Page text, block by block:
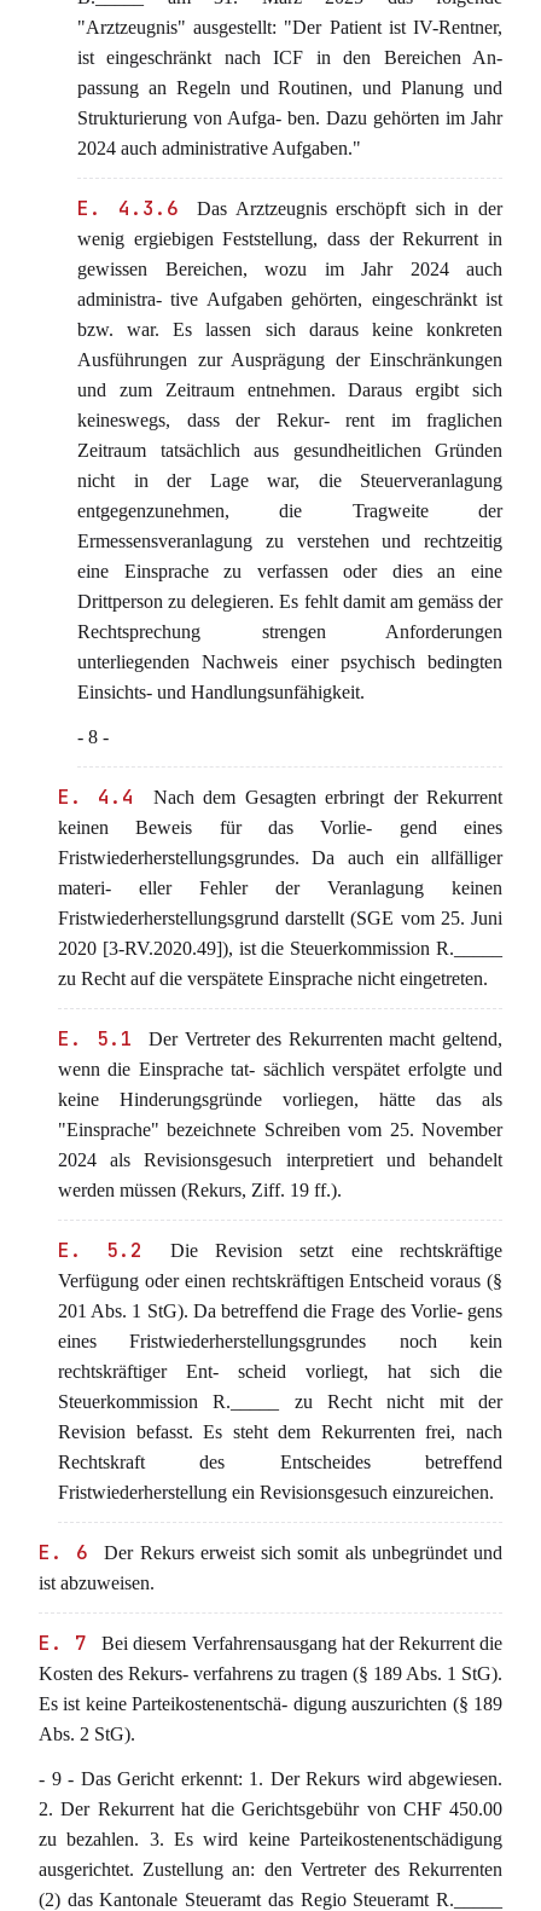
"Arztzeugnis" ausgestellt: "Der Patient ist IV-Rentner,
ist eingeschränkt nach ICF in den Bereichen An-
passung an Regeln und Routinen, und Planung und
Strukturierung von Aufga- ben. Dazu gehörten im Jahr
2024 auch administrative Aufgaben."
E. 4.3.6
Das Arztzeugnis erschöpft sich in der
wenig ergiebigen Feststellung, dass der Rekurrent in
gewissen Bereichen, wozu im Jahr 2024 auch
administra- tive Aufgaben gehörten, eingeschränkt ist
bzw. war. Es lassen sich daraus keine konkreten
Ausführungen zur Ausprägung der Einschränkungen
und zum Zeitraum entnehmen. Daraus ergibt sich
keineswegs, dass der Rekur- rent im fraglichen
Zeitraum tatsächlich aus gesundheitlichen Gründen
nicht in der Lage war, die Steuerveranlagung
entgegenzunehmen, die Tragweite der
Ermessensveranlagung zu verstehen und rechtzeitig
eine Einsprache zu verfassen oder dies an eine
Drittperson zu delegieren. Es fehlt damit am gemäss der
Rechtsprechung strengen Anforderungen
unterliegenden Nachweis einer psychisch bedingten
Einsichts- und Handlungsunfähigkeit.
- 8 -
E. 4.4
Nach dem Gesagten erbringt der Rekurrent
keinen Beweis für das Vorlie- gend eines
Fristwiederherstellungsgrundes. Da auch ein allfälliger
materi- eller Fehler der Veranlagung keinen
Fristwiederherstellungsgrund darstellt (SGE vom 25. Juni
2020 [3-RV.2020.49]), ist die Steuerkommission R._____
zu Recht auf die verspätete Einsprache nicht eingetreten.
E. 5.1
Der Vertreter des Rekurrenten macht geltend,
wenn die Einsprache tat- sächlich verspätet erfolgte und
keine Hinderungsgründe vorliegen, hätte das als
"Einsprache" bezeichnete Schreiben vom 25. November
2024 als Revisionsgesuch interpretiert und behandelt
werden müssen (Rekurs, Ziff. 19 ff.).
E. 5.2
Die Revision setzt eine rechtskräftige
Verfügung oder einen rechtskräftigen Entscheid voraus (§
201 Abs. 1 StG). Da betreffend die Frage des Vorlie- gens
eines Fristwiederherstellungsgrundes noch kein
rechtskräftiger Ent- scheid vorliegt, hat sich die
Steuerkommission R._____ zu Recht nicht mit der
Revision befasst. Es steht dem Rekurrenten frei, nach
Rechtskraft des Entscheides betreffend
Fristwiederherstellung ein Revisionsgesuch einzureichen.
E. 6
Der Rekurs erweist sich somit als unbegründet und
ist abzuweisen.
E. 7
Bei diesem Verfahrensausgang hat der Rekurrent die
Kosten des Rekurs- verfahrens zu tragen (§ 189 Abs. 1 StG).
Es ist keine Parteikostenentschä- digung auszurichten (§ 189
Abs. 2 StG).
- 9 - Das Gericht erkennt: 1. Der Rekurs wird abgewiesen.
2. Der Rekurrent hat die Gerichtsgebühr von CHF 450.00
zu bezahlen. 3. Es wird keine Parteikostenentschädigung
ausgerichtet. Zustellung an: den Vertreter des Rekurrenten
(2) das Kantonale Steueramt das Regio Steueramt R._____